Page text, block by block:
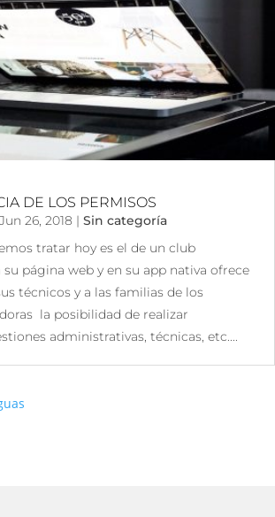
DE LOS PERMISOS
Jun 26, 2018 | Sin categoría
tratar hoy es el de un club
página web y en su app nativa ofrece
técnicos y a las familias de los
la posibilidad de realizar
administrativas, técnicas, etc....